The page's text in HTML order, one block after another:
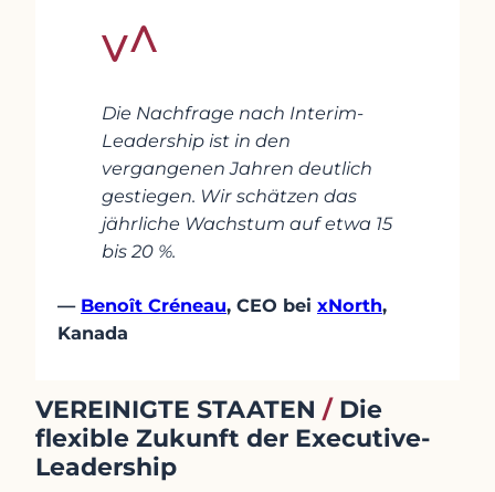
Die Nachfrage nach Interim-
Leadership ist in den
vergangenen Jahren deutlich
gestiegen. Wir schätzen das
jährliche Wachstum auf etwa 15
bis 20 %.
— Benoît Créneau, CEO bei xNorth,
Kanada
VEREINIGTE STAATEN / Die
flexible Zukunft der Executive-
Leadership